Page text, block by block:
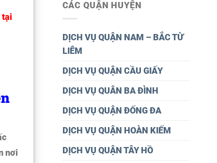
tại
nơi
CÁC QUẬN HUYỆN
DỊCH VỤ QUẬN NAM – BẮC TỪ
LIÊM
DỊCH VỤ QUẬN CẦU GIẤY
DỊCH VỤ QUÂN BA ĐÌNH
DỊCH VỤ QUẬN ĐỐNG ĐA
DỊCH VỤ QUẬN HOÀN KIẾM
DỊCH VỤ QUẬN TÂY HỒ